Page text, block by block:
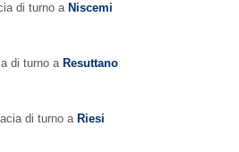
di turno a Niscemi
di turno a Resuttano
di turno a Riesi